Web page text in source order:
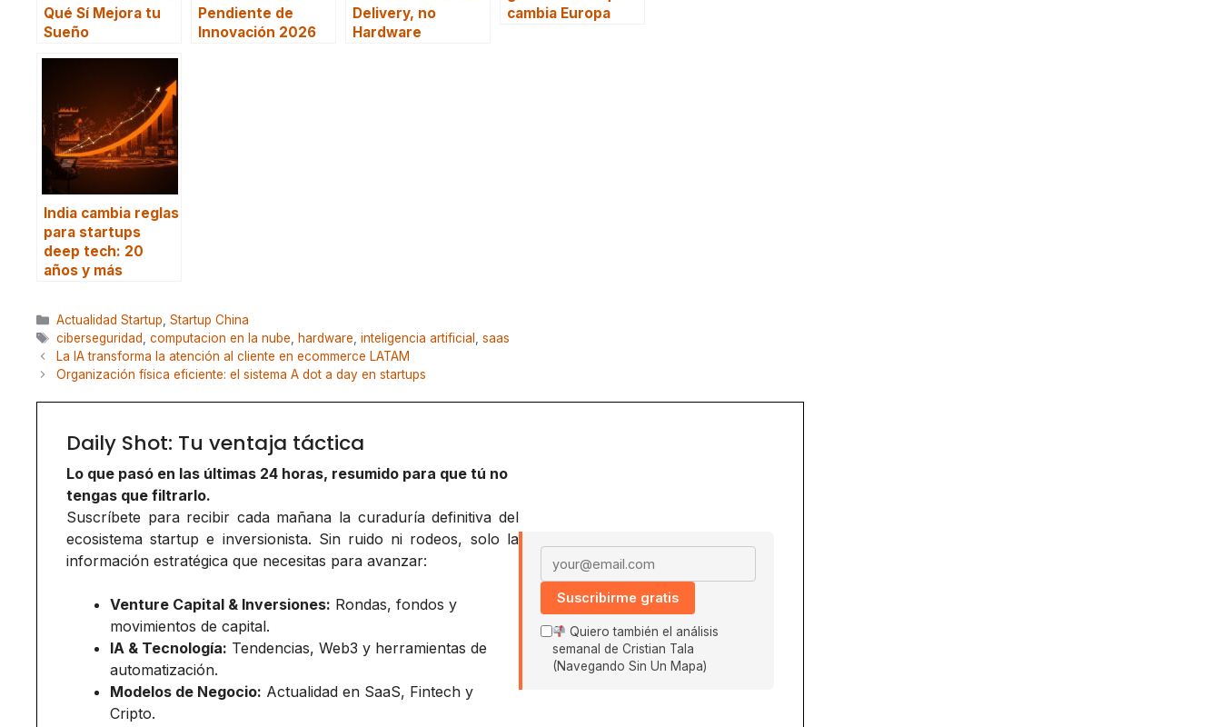
Qué Sí Mejora tu
Sueño
Pendiente de
Innovación 2026
Delivery, no
Hardware
cambia Europa
India cambia reglas
para startups
deep tech: 20
años y más
Categorías
Actualidad Startup Startup China
Etiquetas
ciberseguridad computacion en la nube hardware inteligencia artificial
saas
La IA transforma la atención al cliente en ecommerce LATAM
Organización física eficiente: el sistema A dot a day en startups
Daily Shot: Tu ventaja táctica
Lo que pasó en las últimas 24 horas, resumido para que tú no
tengas que filtrarlo.
Suscríbete para recibir cada mañana la curaduría definitiva del
ecosistema startup e inversionista. Sin ruido ni rodeos, solo la
información estratégica que necesitas para avanzar:
Venture Capital & Inversiones: Rondas, fondos y
movimientos de capital.
IA & Tecnología: Tendencias, Web3 y herramientas de
automatización.
Modelos de Negocio: Actualidad en SaaS, Fintech y
Cripto.
Email address
Suscribirme gratis
Quiero también el análisis
semanal de Cristian Tala
(Navegando Sin Un Mapa)